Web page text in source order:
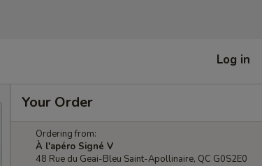
Log in
Your Order
Ordering from:
À l'apéro Signé V
48 Rue du Geai-Bleu Saint-Apollinaire, QC G0S2E0